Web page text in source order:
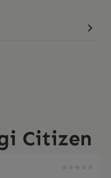
Citizen